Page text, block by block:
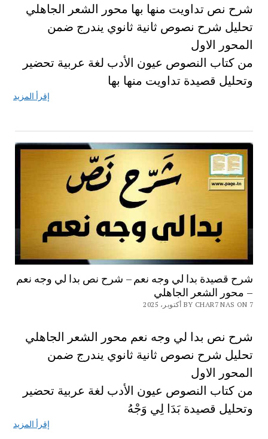
شرح نص تداويت منها بها محور الشعر الجاهلي
تحليل شرح نصوص ثانية ثانوي يندرج ضمن
المحور الاول
من كتاب النصوص عيون الأدب لغة عربية تحضير
وتحليل قصيدة تداويت منها بها
إقرأ المزيد
شرح قصيدة بدا لي وجه نعم – شرح نص بدا لي وجه نعم
– محور الشعر الجاهلي
BY CHAR7 NAS ON 7 أكتوبر، 2025
شرح نص بدا لي وجه نعم محور الشعر الجاهلي
تحليل شرح نصوص ثانية ثانوي يندرج ضمن
المحور الاول
من كتاب النصوص عيون الأدب لغة عربية تحضير
وتحليل قصيدة بَدَا لِي وَجْهُ
إقرأ المزيد